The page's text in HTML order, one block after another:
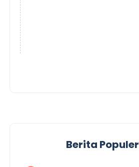
Berita Populer